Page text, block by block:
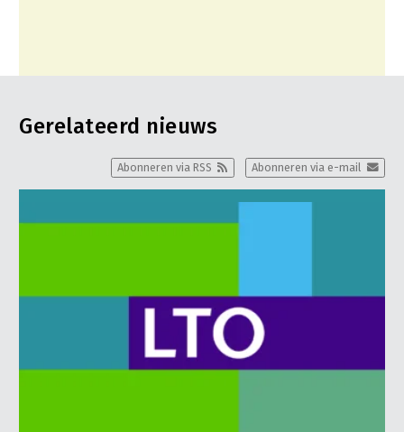
Gerelateerd nieuws
Abonneren via e-mail
Abonneren via RSS